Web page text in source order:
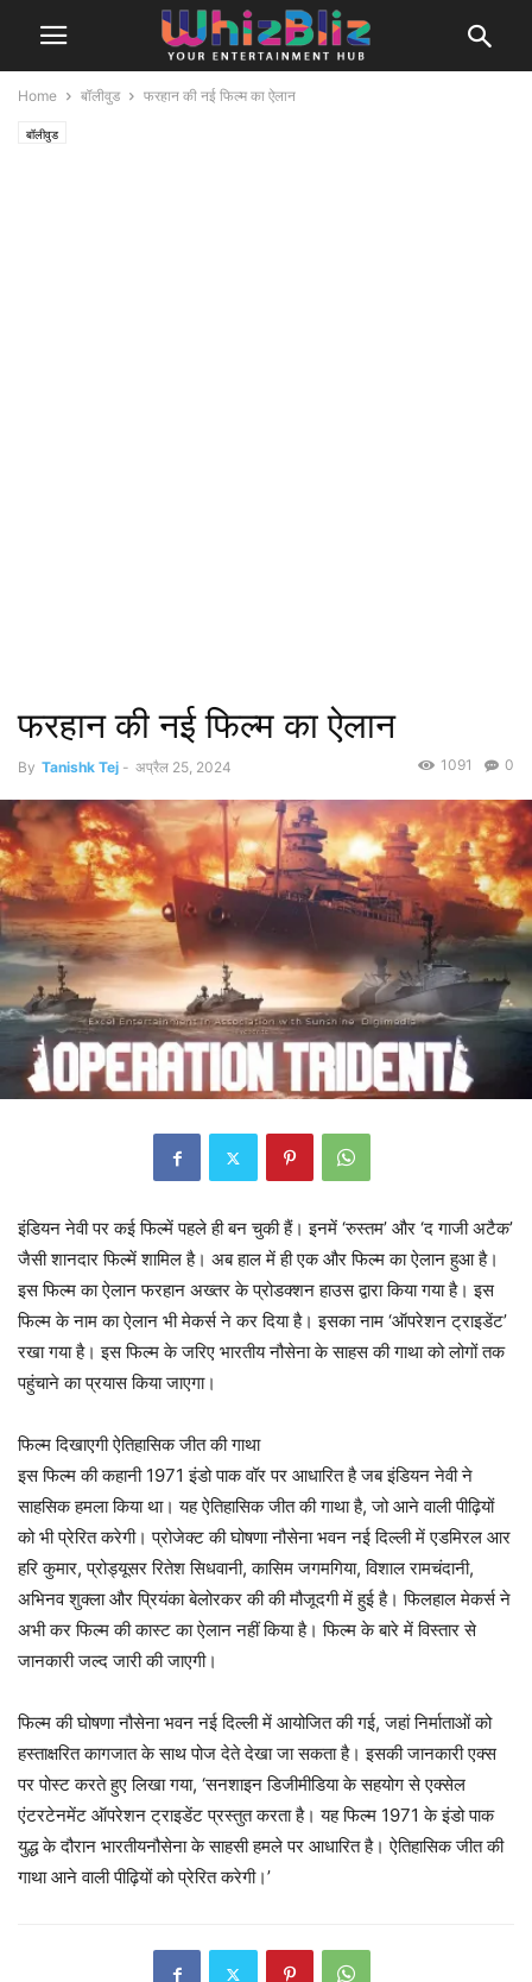
Home बॉलीवुड फरहान की नई फिल्म का ऐलान
बॉलीवुड
फरहान की नई फिल्म का ऐलान
By Tanishk Tej - अप्रैल 25, 2024 0
1091
इंडियन नेवी पर कई फिल्में पहले ही बन चुकी हैं। इनमें ‘रुस्तम’ और ‘द गाजी अटैक’
जैसी शानदार फिल्में शामिल है। अब हाल में ही एक और फिल्म का ऐलान हुआ है।
इस फिल्म का ऐलान फरहान अख्तर के प्रोडक्शन हाउस द्वारा किया गया है। इस
फिल्म के नाम का ऐलान भी मेकर्स ने कर दिया है। इसका नाम ‘ऑपरेशन ट्राइडेंट’
रखा गया है। इस फिल्म के जरिए भारतीय नौसेना के साहस की गाथा को लोगों तक
पहुंचाने का प्रयास किया जाएगा।
फिल्म दिखाएगी ऐतिहासिक जीत की गाथा
इस फिल्म की कहानी 1971 इंडो पाक वॉर पर आधारित है जब इंडियन नेवी ने
साहसिक हमला किया था। यह ऐतिहासिक जीत की गाथा है, जो आने वाली पीढ़ियों
को भी प्रेरित करेगी। प्रोजेक्ट की घोषणा नौसेना भवन नई दिल्ली में एडमिरल आर
हरि कुमार, प्रोड्यूसर रितेश सिधवानी, कासिम जगमगिया, विशाल रामचंदानी,
अभिनव शुक्ला और प्रियंका बेलोरकर की की मौजूदगी में हुई है। फिलहाल मेकर्स ने
अभी कर फिल्म की कास्ट का ऐलान नहीं किया है। फिल्म के बारे में विस्तार से
जानकारी जल्द जारी की जाएगी।
फिल्म की घोषणा नौसेना भवन नई दिल्ली में आयोजित की गई, जहां निर्माताओं को
हस्ताक्षरित कागजात के साथ पोज देते देखा जा सकता है। इसकी जानकारी एक्स
पर पोस्ट करते हुए लिखा गया, ‘सनशाइन डिजीमीडिया के सहयोग से एक्सेल
एंटरटेनमेंट ऑपरेशन ट्राइडेंट प्रस्तुत करता है। यह फिल्म 1971 के इंडो पाक
युद्ध के दौरान भारतीयनौसेना के साहसी हमले पर आधारित है। ऐतिहासिक जीत की
गाथा आने वाली पीढ़ियों को प्रेरित करेगी।’